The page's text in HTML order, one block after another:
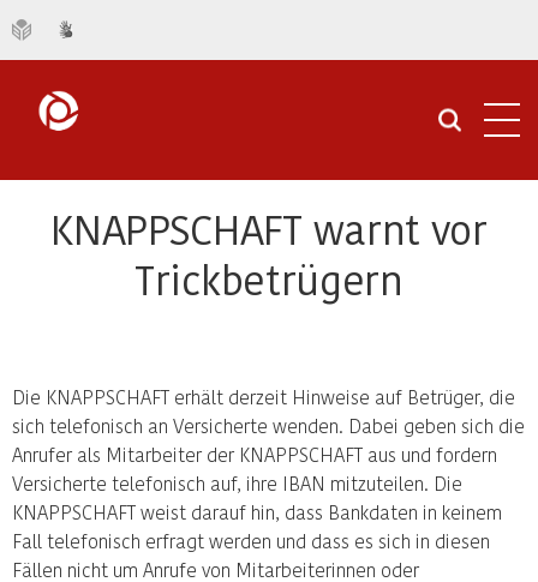
KNAPPSCHAFT warnt vor
Trickbetrügern
Die KNAPPSCHAFT erhält derzeit Hinweise auf Betrüger, die
sich telefonisch an Versicherte wenden. Dabei geben sich die
Anrufer als Mitarbeiter der KNAPPSCHAFT aus und fordern
Versicherte telefonisch auf, ihre IBAN mitzuteilen. Die
KNAPPSCHAFT weist darauf hin, dass Bankdaten in keinem
Fall telefonisch erfragt werden und dass es sich in diesen
Fällen nicht um Anrufe von Mitarbeiterinnen oder